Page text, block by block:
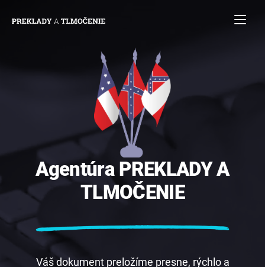
Agentúra PREKLADYA
TLMOČENIE
Váš dokument preložíme presne, rýchlo a